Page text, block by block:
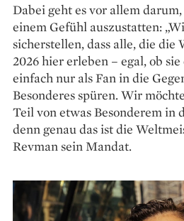
Dabei geht es vor allem
einem Gefühl auszustatten:
sicherstellen, dass alle, die die
2026 hier erleben – egal, ob
einfach nur als Fan in die
Besonderes spüren. Wir
Teil von etwas Besonderem in
denn genau das ist die
Revman sein Mandat.